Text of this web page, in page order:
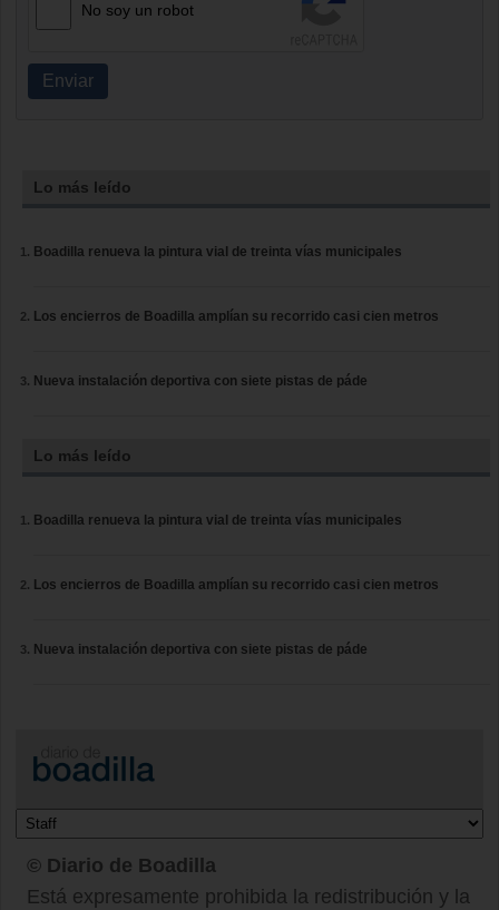
No soy un robot
Enviar
Lo más leído
Boadilla renueva la pintura vial de treinta vías municipales
Los encierros de Boadilla amplían su recorrido casi cien metros
Nueva instalación deportiva con siete pistas de páde
Lo más leído
Boadilla renueva la pintura vial de treinta vías municipales
Los encierros de Boadilla amplían su recorrido casi cien metros
Nueva instalación deportiva con siete pistas de páde
© Diario de Boadilla
Está expresamente prohibida la redistribución y la